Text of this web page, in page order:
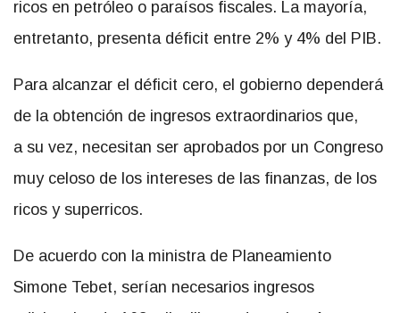
ricos en petróleo o paraísos fiscales. La mayoría,
entretanto, presenta déficit entre 2% y 4% del PIB.
Para alcanzar el déficit cero, el gobierno dependerá
de la obtención de ingresos extraordinarios que,
a su vez, necesitan ser aprobados por un Congreso
muy celoso de los intereses de las finanzas, de los
ricos y superricos.
De acuerdo con la ministra de Planeamiento
Simone Tebet, serían necesarios ingresos